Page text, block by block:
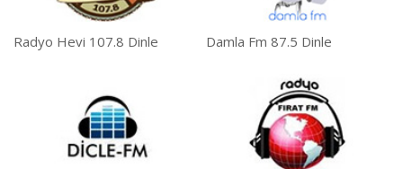
Radyo Hevi 107.8 Dinle Damla Fm 87.5 Dinle